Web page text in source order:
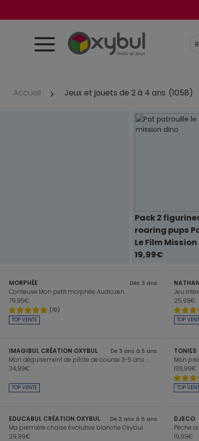
Accueil Jeux et jouets de 2 à 4 ans (1058)
Pack 2
roaring pups
Le Film
19,99€
TOP VENTE
MORPHÉE Dès 3 ans
Conteuse Mon petit morphée Audiozen
79,95€
(10)
TOP
NATHAN
Jeu
25,99€
TOP VENTE
IMAGIBUL CRÉATION OXYBUL De 3 ans à 5 ans
Mon déguisement de pilote de course 3-5 ans Oxybul
34,99€
TOP
TONIES
139,99€
EDUCABUL CRÉATION OXYBUL De 2 ans à 6 ans
Ma première chaise évolutive blanche Oxybul
29,99€
DJECO
Pêche
19,99€